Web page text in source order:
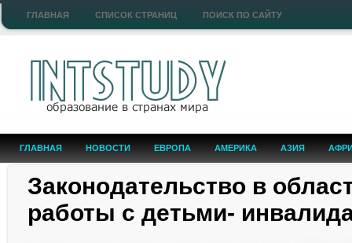
ГЛАВНАЯ СПИСОК СТРАНИЦ ПОИСК ПО САЙТУ
ГЛАВНАЯ НОВОСТИ ЕВРОПА АМЕРИКА АЗИЯ
Законодательство в
работы с детьми-